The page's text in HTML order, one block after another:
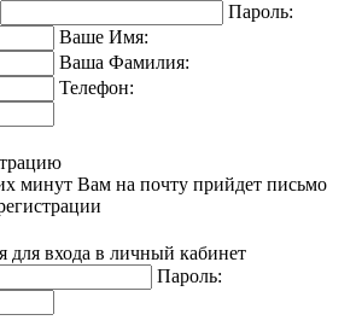
Пароль:
Ваше Имя:
Ваша Фамилия:
Телефон:
минут Вам на почту прийдет письмо
для входа в личный кабинет
Пароль: